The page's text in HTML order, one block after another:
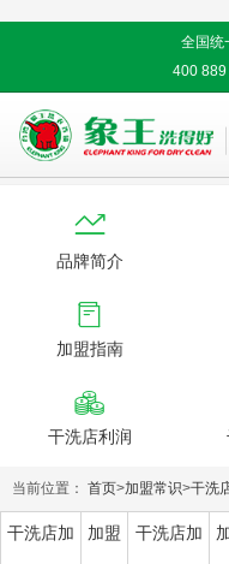
全国统
400

品牌简介

加盟指南

干洗店利润
当前位置： 首页>加盟常识>干洗
干洗店加 加盟 干洗店加